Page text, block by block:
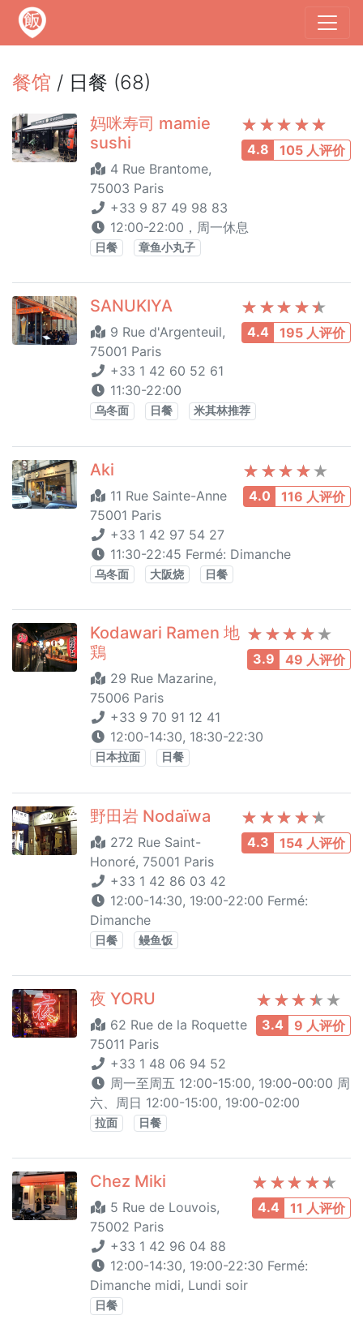
餐馆 / 日餐 (68)
4.8 105 人评价
妈咪寿司 mamie
sushi
4 Rue Brantome,
75003 Paris
+33 9 87 49 98 83
12:00-22:00，周一休息
日餐 章鱼小丸子
4.4 195 人评价
SANUKIYA
9 Rue d'Argenteuil,
75001 Paris
+33 1 42 60 52 61
11:30-22:00
乌冬面 日餐 米其林推荐
4.0 116 人评价
Aki
11 Rue Sainte-Anne
75001 Paris
+33 1 42 97 54 27
11:30-22:45 Fermé: Dimanche
乌冬面 大阪烧 日餐
3.9 49 人评价
Kodawari Ramen 地
鶏
29 Rue Mazarine,
75006 Paris
+33 9 70 91 12 41
12:00-14:30, 18:30-22:30
日本拉面 日餐
4.3 154 人评价
野田岩 Nodaïwa
272 Rue Saint-
Honoré, 75001 Paris
+33 1 42 86 03 42
12:00-14:30, 19:00-22:00 Fermé:
Dimanche
日餐 鳗鱼饭
3.4 9 人评价
夜 YORU
62 Rue de la Roquette
75011 Paris
+33 1 48 06 94 52
周一至周五 12:00-15:00, 19:00-00:00 周
六、周日 12:00-15:00, 19:00-02:00
拉面 日餐
4.4 11 人评价
Chez Miki
5 Rue de Louvois,
75002 Paris
+33 1 42 96 04 88
12:00-14:30, 19:00-22:30 Fermé:
Dimanche midi, Lundi soir
日餐